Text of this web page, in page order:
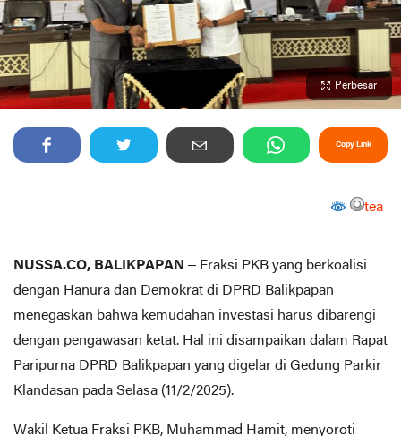
Perbesar
Copy Link
tea
NUSSA.CO, BALIKPAPAN – Fraksi PKB yang berkoalisi
dengan Hanura dan Demokrat di DPRD Balikpapan
menegaskan bahwa kemudahan investasi harus dibarengi
dengan pengawasan ketat. Hal ini disampaikan dalam Rapat
Paripurna DPRD Balikpapan yang digelar di Gedung Parkir
Klandasan pada Selasa (11/2/2025).
Wakil Ketua Fraksi PKB, Muhammad Hamit, menyoroti